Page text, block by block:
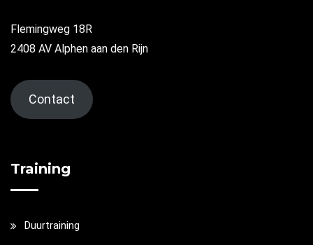
Flemingweg 18R
2408 AV Alphen aan den Rijn
Contact
Training
Duurtraining